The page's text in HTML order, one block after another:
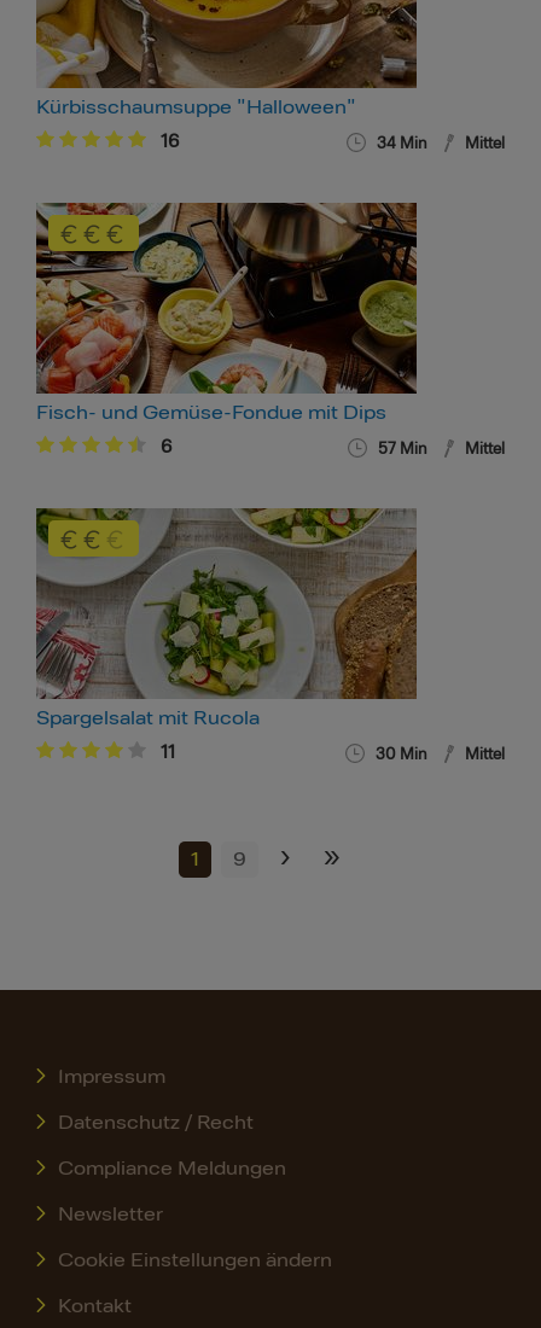
Kürbisschaumsuppe "Halloween"
16 34 Min Mittel
Fisch- und Gemüse-Fondue mit Dips
6 57 Min Mittel
Spargelsalat mit Rucola
11 30 Min Mittel
1 9 › »
Impressum
Datenschutz / Recht
Compliance Meldungen
Newsletter
Cookie Einstellungen ändern
Kontakt